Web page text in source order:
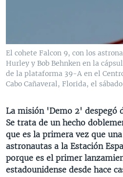
TECNOLOGÍA
DEPORTES
CIENCIA Y SALUD
FOTOGRAFÍA
AUDIOS
EL MUNDO AL DÍA
FORO INTERAMERICANO
VISIÓN 360
PANORAMA
RADIO
AVANCE INFORMATIVO
AUDIONOTICIAS
ESTADOS UNIDOS AL DÍA
EL MUNDO AL DÍA [RADIO]
FORO [RADIO]
DEPORTIVO INTERNACIONAL
DIRECT
DOCUMENTALES DE LA VOA
Learning English
SÍGANOS
El cohete Falcon 9, con los
Hurley y Bob Behnken en la
de la plataforma 39-A en el
Cabo Cañaveral, Florida, el
La misión 'Demo 2' despegó
Se trata de un hecho
que es la primera vez que
astronautas a la Estación
porque es el primer
estadounidense desde hace